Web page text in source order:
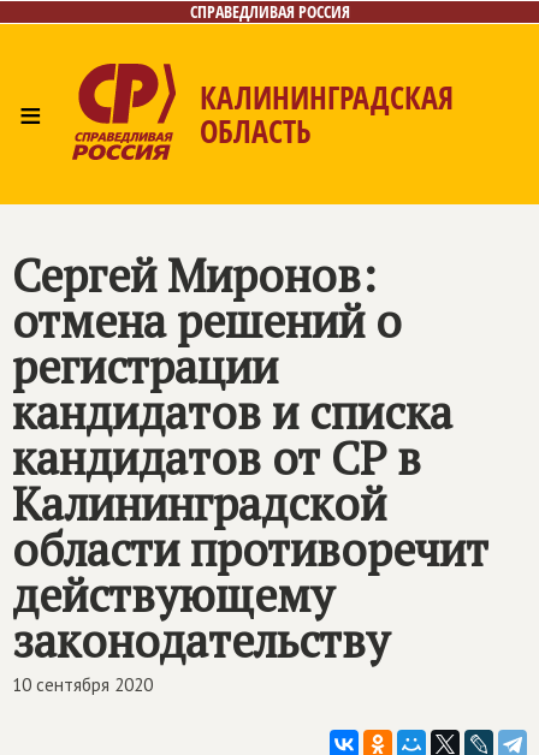
СПРАВЕДЛИВАЯ РОССИЯ
≡ КАЛИНИНГРАДСКАЯ
ОБЛАСТЬ
Сергей Миронов:
отмена решений о
регистрации
кандидатов и списка
кандидатов от СР в
Калининградской
области противоречит
действующему
законодательству
10 сентября 2020